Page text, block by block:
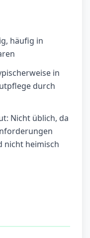
häufig in
in
durch
Nicht üblich, da
nicht heimisch